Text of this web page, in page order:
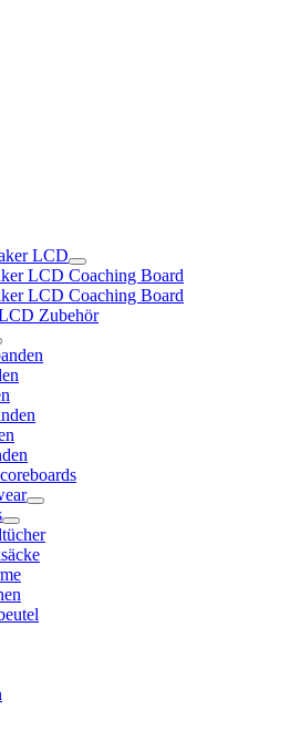
LCD
LCD Coaching Board
LCD Coaching Board
Zubehör